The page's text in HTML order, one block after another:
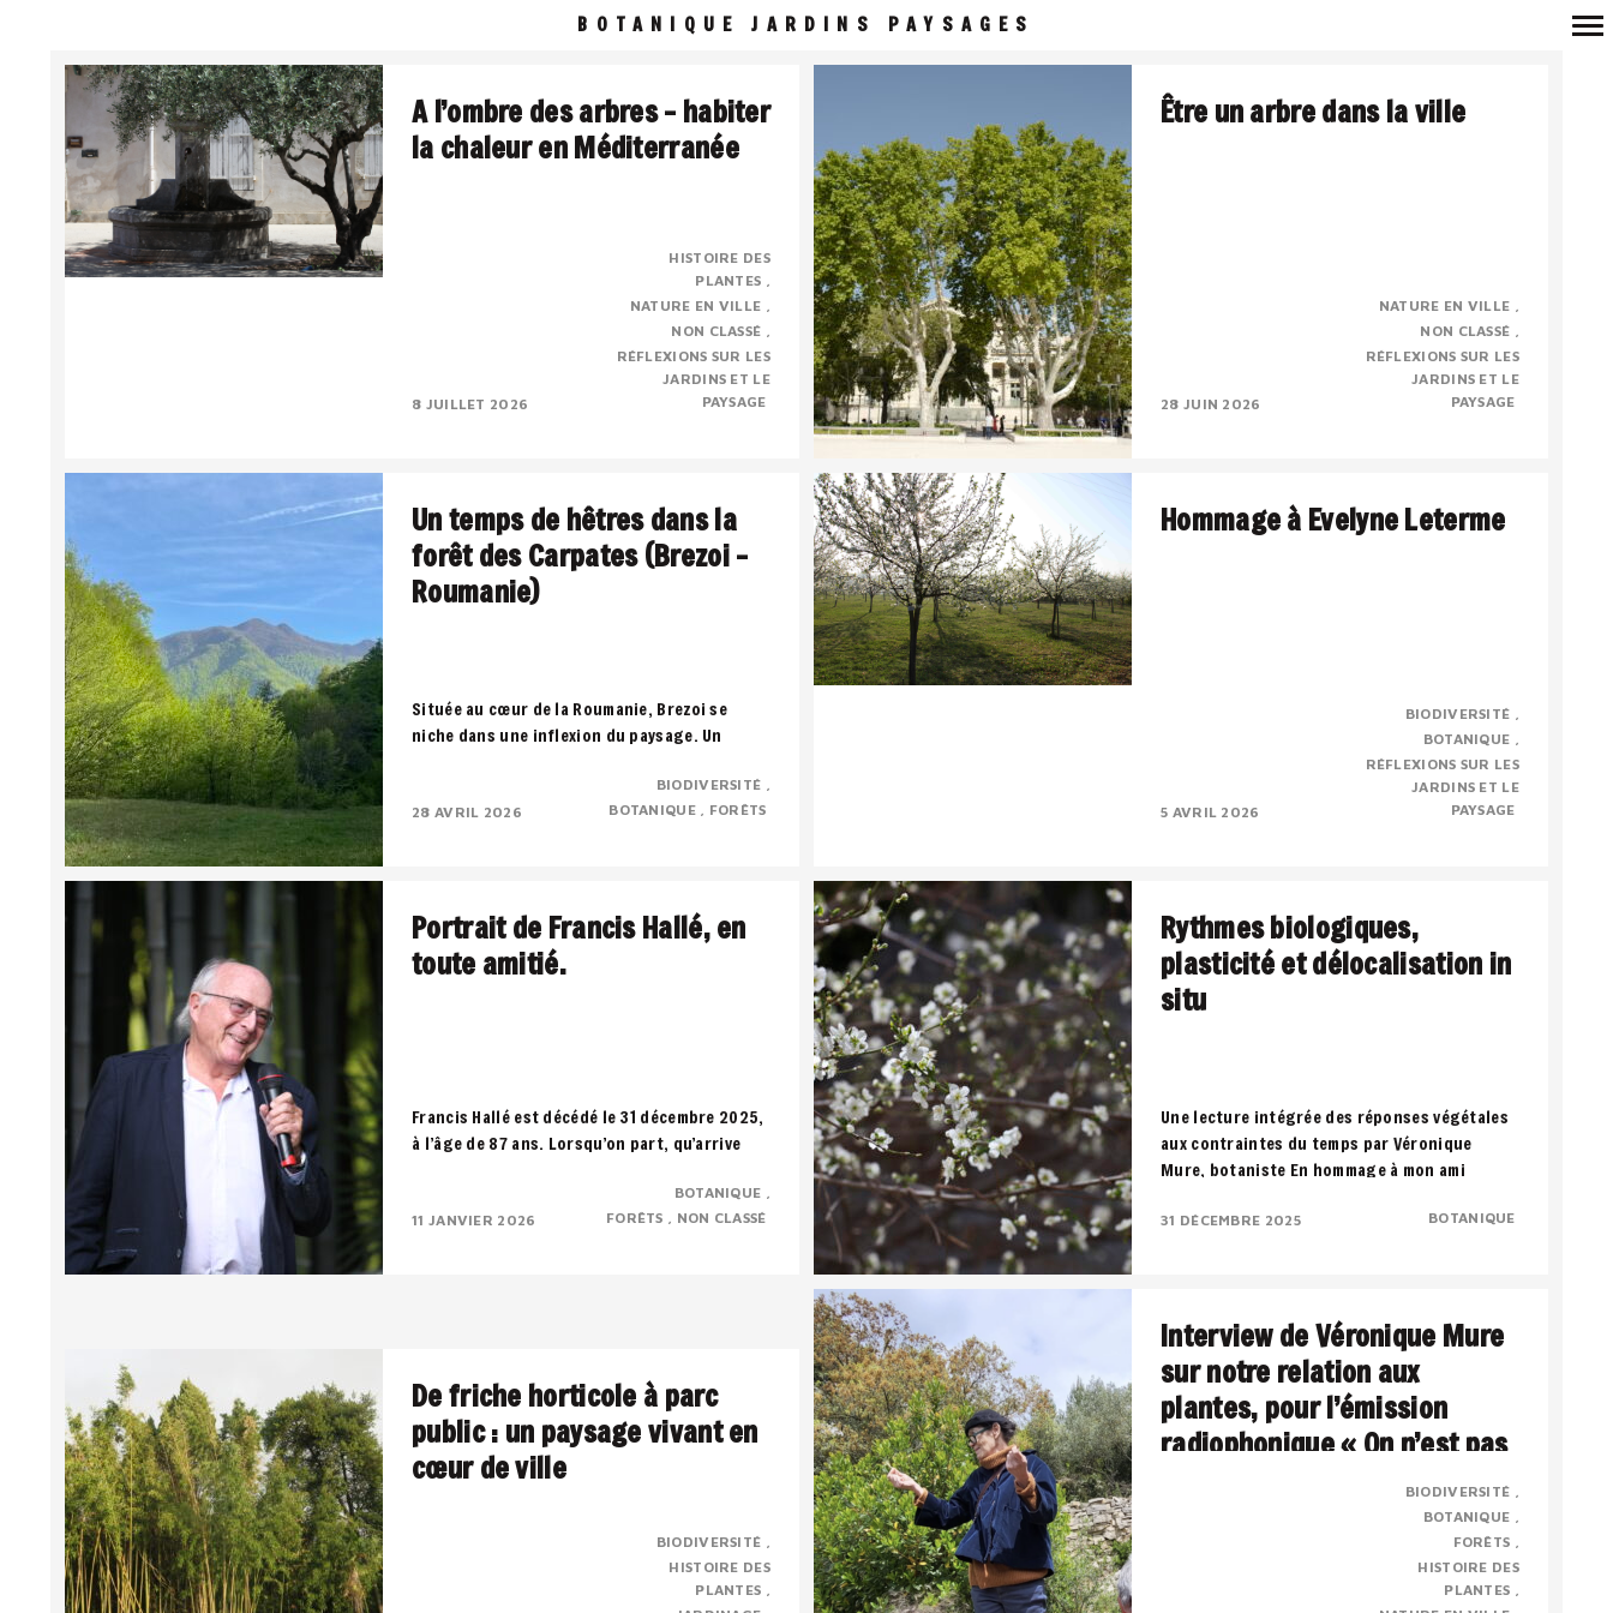
principale
BOTANIQUE JARDINS PAYSAGES
A l’ombre des arbres – habiter
la chaleur en Méditerranée
La Méditerranée, une civilisation de l’ombre
Le sud intériorisé, presque mystique dont la
lumière a quelque chose à voir avec le sacré.
8 JUILLET 2026
HISTOIRE DES
PLANTES
NATURE EN VILLE
NON CLASSÉ
RÉFLEXIONS SUR LES
JARDINS ET LE
PAYSAGE
Être un arbre dans la ville
Véronique Mure, botaniste, membre
correspondant de l’Académie d’Arles
Conférence du 17 mai 2026, à l’occasion de la
28 JUIN 2026
NATURE EN VILLE
NON CLASSÉ
RÉFLEXIONS SUR LES
JARDINS ET LE
PAYSAGE
Un temps de hêtres dans la
forêt des Carpates (Brezoi –
Roumanie)
Située au cœur de la Roumanie, Brezoi se
niche dans une inflexion du paysage. Un
28 AVRIL 2026
BIODIVERSITÉ
BOTANIQUE
FORÊTS
Hommage à Evelyne Leterme
Evelyne Leterme vient de nous quitter
prématurément. Je voudrai rendre un
hommage personnel, pour dire combien j’ai
5 AVRIL 2026
BIODIVERSITÉ
BOTANIQUE
RÉFLEXIONS SUR LES
JARDINS ET LE
PAYSAGE
Portrait de Francis Hallé, en
toute amitié.
Francis Hallé est décédé le 31 décembre 2025,
à l’âge de 87 ans. Lorsqu’on part, qu’arrive
11 JANVIER 2026
BOTANIQUE
FORÊTS
NON CLASSÉ
Rythmes biologiques,
plasticité et délocalisation in
situ
Une lecture intégrée des réponses végétales
aux contraintes du temps par Véronique
Mure, botaniste En hommage à mon ami
31 DÉCEMBRE 2025 BOTANIQUE
De friche horticole à parc
public : un paysage vivant en
cœur de ville
Une pépinière urbaine transformée en parc
BIODIVERSITÉ
HISTOIRE DES
PLANTES
Interview de Véronique Mure
sur notre relation aux
plantes, pour l’émission
radiophonique « On n’est pas
sorti des ronces » par Jordan
Herlem – novembre 2022.
Présentation : Véronique MURE est botaniste
BIODIVERSITÉ
BOTANIQUE
FORÊTS
HISTOIRE DES
PLANTES